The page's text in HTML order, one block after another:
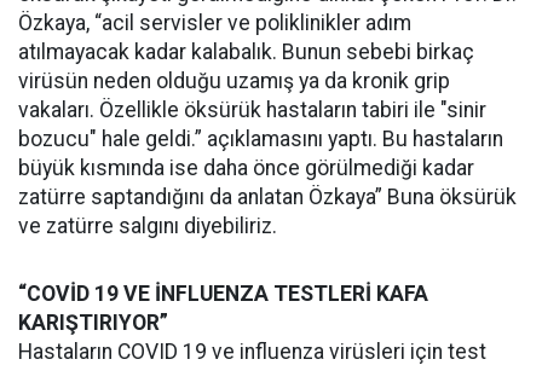
Özkaya, “acil servisler ve poliklinikler adım
atılmayacak kadar kalabalık. Bunun sebebi birkaç
virüsün neden olduğu uzamış ya da kronik grip
vakaları. Özellikle öksürük hastaların tabiri ile "sinir
bozucu" hale geldi.” açıklamasını yaptı. Bu hastaların
büyük kısmında ise daha önce görülmediği kadar
zatürre saptandığını da anlatan Özkaya” Buna öksürük
ve zatürre salgını diyebiliriz.
“COVİD 19 VE İNFLUENZA TESTLERİ KAFA
KARIŞTIRIYOR”
Hastaların COVID 19 ve influenza virüsleri için test